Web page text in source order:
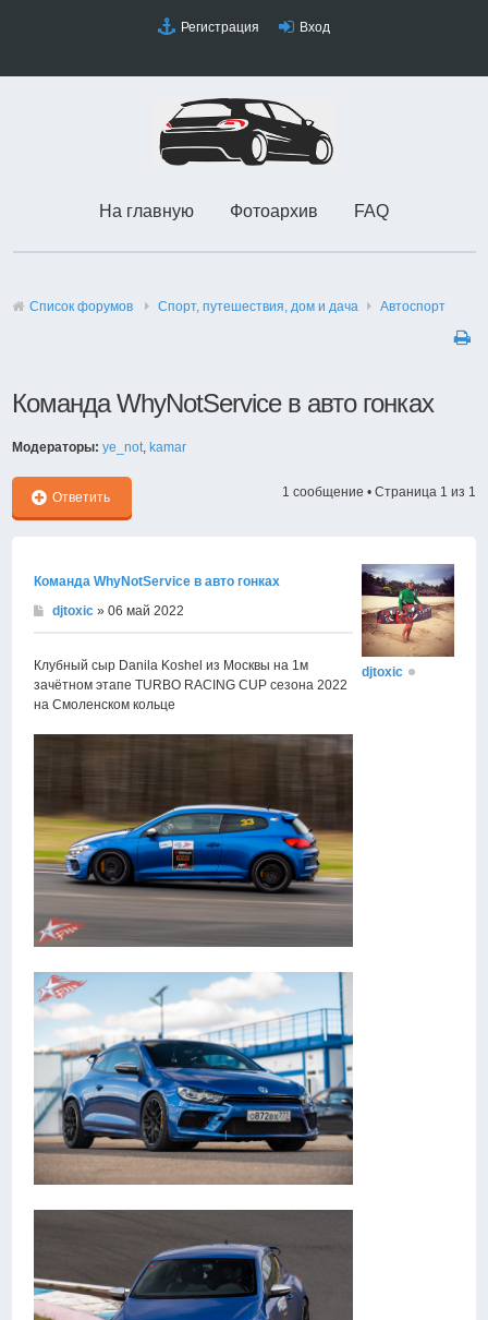
Регистрация Вход
На главную Фотоархив FAQ
Список форумов Спорт, путешествия, дом и дача Автоспорт
Команда WhyNotService в авто гонках
Модераторы: ye_not, kamar
Ответить 1 сообщение • Страница 1 из 1
Команда WhyNotService в авто гонках
djtoxic » 06 май 2022
Клубный сыр Danila Koshel из Москвы на 1м
зачётном этапе TURBO RACING CUP сезона 2022
на Смоленском кольце
djtoxic